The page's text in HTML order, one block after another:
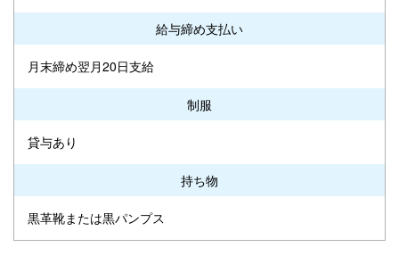
給与締め支払い
月末締め翌月20日支給
制服
貸与あり
持ち物
黒革靴または黒パンプス